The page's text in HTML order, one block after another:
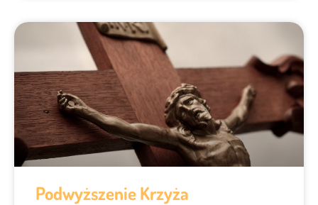
Podwyższenie Krzyża